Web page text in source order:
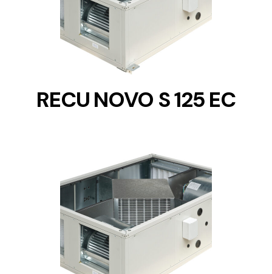
DETAILS
RECU NOVO S 125 EC
DETAILS